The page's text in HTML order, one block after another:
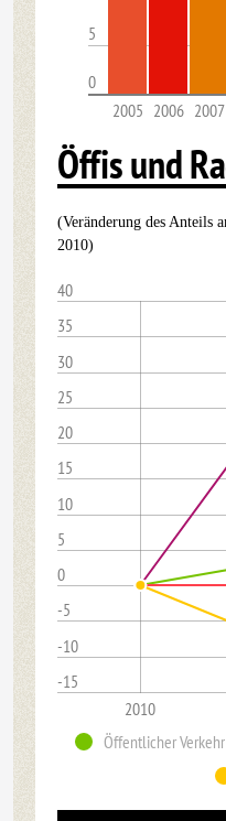
5
0
2005 2006 2007
Öffis und
(Veränderung des Anteils
2010)
-15
-10
-5
0
5
10
15
20
25
30
35
40
2010
Öffentlicher Verkehr